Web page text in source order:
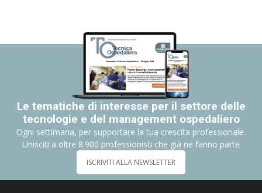
Le tematiche di interesse per il settore delle
tecnologie e del management ospedaliero
Ogni settimana, per supportare la tua crescita professionale.
Unisciti a oltre 8.900 professionisti che già ne fanno parte
ISCRIVITI ALLA NEWSLETTER